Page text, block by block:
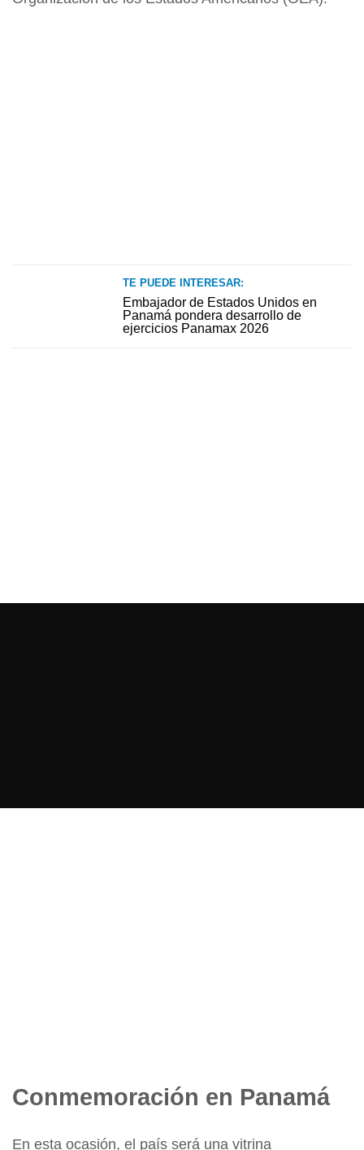
TE PUEDE INTERESAR:
Embajador de Estados Unidos en
Panamá pondera desarrollo de
ejercicios Panamax 2026
Conmemoración en Panamá
En esta ocasión, el país será una vitrina